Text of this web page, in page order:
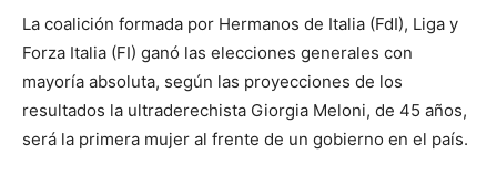
La coalición formada por Hermanos de Italia (FdI), Liga y
Forza Italia (FI) ganó las elecciones generales con
mayoría absoluta, según las proyecciones de los
resultados la ultraderechista Giorgia Meloni, de 45 años,
será la primera mujer al frente de un gobierno en el país.